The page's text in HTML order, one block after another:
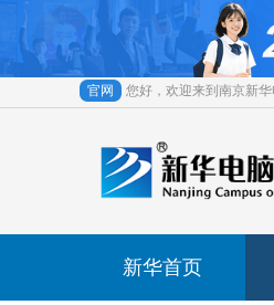
官网 您好，欢迎来到南京新
新华首页